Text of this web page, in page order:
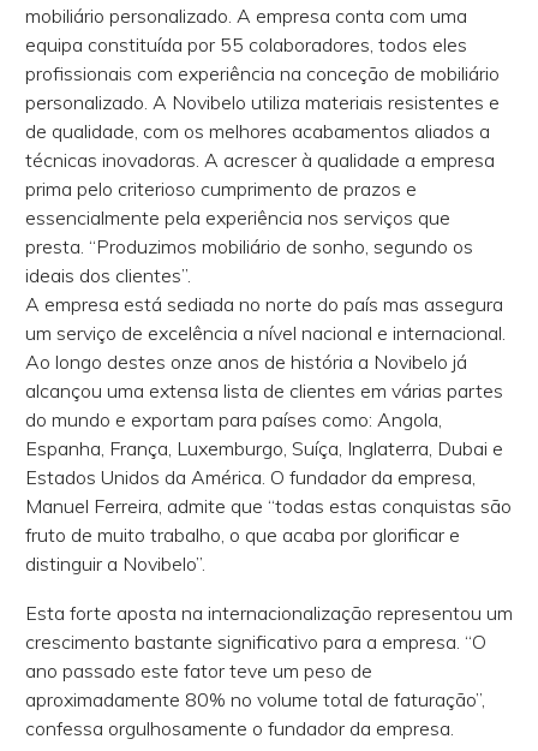
mobiliário personalizado. A empresa conta com uma
equipa constituída por 55 colaboradores, todos eles
profissionais com experiência na conceção de mobiliário
personalizado. A Novibelo utiliza materiais resistentes e
de qualidade, com os melhores acabamentos aliados a
técnicas inovadoras. A acrescer à qualidade a empresa
prima pelo criterioso cumprimento de prazos e
essencialmente pela experiência nos serviços que
presta. “Produzimos mobiliário de sonho, segundo os
ideais dos clientes”.
A empresa está sediada no norte do país mas assegura
um serviço de excelência a nível nacional e internacional.
Ao longo destes onze anos de história a Novibelo já
alcançou uma extensa lista de clientes em várias partes
do mundo e exportam para países como: Angola,
Espanha, França, Luxemburgo, Suíça, Inglaterra, Dubai e
Estados Unidos da América. O fundador da empresa,
Manuel Ferreira, admite que “todas estas conquistas são
fruto de muito trabalho, o que acaba por glorificar e
distinguir a Novibelo”.
Esta forte aposta na internacionalização representou um
crescimento bastante significativo para a empresa. “O
ano passado este fator teve um peso de
aproximadamente 80% no volume total de faturação”,
confessa orgulhosamente o fundador da empresa.